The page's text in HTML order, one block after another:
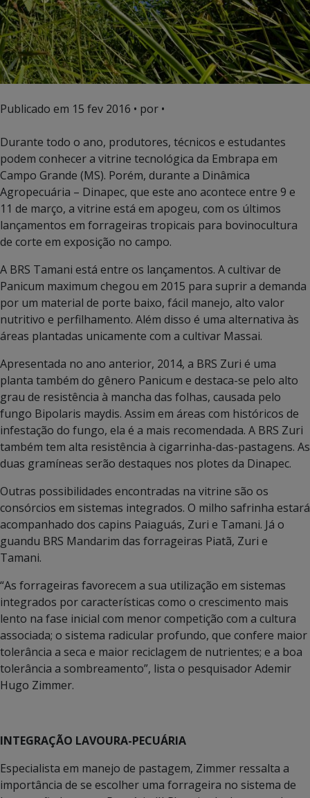
Publicado em 15 fev 2016 • por •
Durante todo o ano, produtores, técnicos e estudantes
podem conhecer a vitrine tecnológica da Embrapa em
Campo Grande (MS). Porém, durante a Dinâmica
Agropecuária – Dinapec, que este ano acontece entre 9 e
11 de março, a vitrine está em apogeu, com os últimos
lançamentos em forrageiras tropicais para bovinocultura
de corte em exposição no campo.
A BRS Tamani está entre os lançamentos. A cultivar de
Panicum maximum chegou em 2015 para suprir a demanda
por um material de porte baixo, fácil manejo, alto valor
nutritivo e perfilhamento. Além disso é uma alternativa às
áreas plantadas unicamente com a cultivar Massai.
Apresentada no ano anterior, 2014, a BRS Zuri é uma
planta também do gênero Panicum e destaca-se pelo alto
grau de resistência à mancha das folhas, causada pelo
fungo Bipolaris maydis. Assim em áreas com históricos de
infestação do fungo, ela é a mais recomendada. A BRS Zuri
também tem alta resistência à cigarrinha-das-pastagens. As
duas gramíneas serão destaques nos plotes da Dinapec.
Outras possibilidades encontradas na vitrine são os
consórcios em sistemas integrados. O milho safrinha estará
acompanhado dos capins Paiaguás, Zuri e Tamani. Já o
guandu BRS Mandarim das forrageiras Piatã, Zuri e
Tamani.
“As forrageiras favorecem a sua utilização em sistemas
integrados por características como o crescimento mais
lento na fase inicial com menor competição com a cultura
associada; o sistema radicular profundo, que confere maior
tolerância a seca e maior reciclagem de nutrientes; e a boa
tolerância a sombreamento”, lista o pesquisador Ademir
Hugo Zimmer.
INTEGRAÇÃO LAVOURA-PECUÁRIA
Especialista em manejo de pastagem, Zimmer ressalta a
importância de se escolher uma forrageira no sistema de